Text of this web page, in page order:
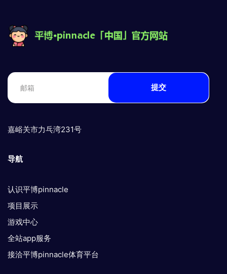
提交
嘉峪关市力乓湾231号
导航
认识平博pinnacle
项目展示
游戏中心
全站app服务
接洽平博pinnacle体育平台